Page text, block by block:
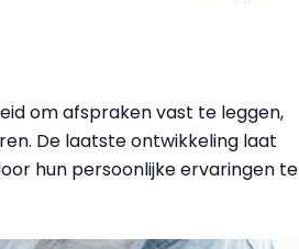
om afspraken vast te leggen,
De laatste ontwikkeling laat
hun persoonlijke ervaringen te